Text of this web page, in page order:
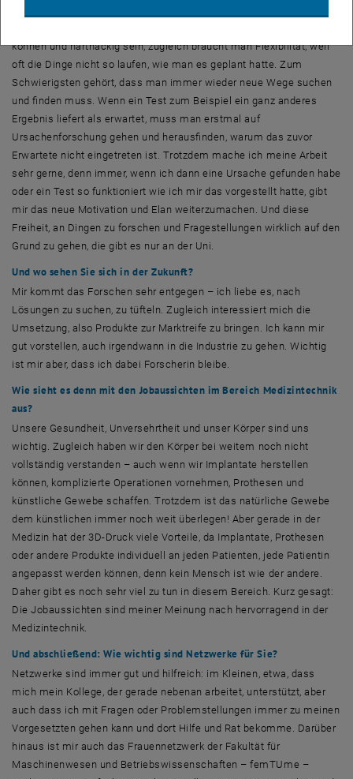
können und hartnäckig sein, zugleich braucht man Flexibilität, weil
oft die Dinge nicht so laufen, wie man es geplant hatte. Zum
Schwierigsten gehört, dass man immer wieder neue Wege suchen
und finden muss. Wenn ein Test zum Beispiel ein ganz anderes
Ergebnis liefert als erwartet, muss man erstmal auf
Ursachenforschung gehen und herausfinden, warum das zuvor
Erwartete nicht eingetreten ist. Trotzdem mache ich meine Arbeit
sehr gerne, denn immer, wenn ich dann eine Ursache gefunden habe
oder ein Test so funktioniert wie ich mir das vorgestellt hatte, gibt
mir das neue Motivation und Elan weiterzumachen. Und diese
Freiheit, an Dingen zu forschen und Fragestellungen wirklich auf den
Grund zu gehen, die gibt es nur an der Uni.
Und wo sehen Sie sich in der Zukunft?
Mir kommt das Forschen sehr entgegen – ich liebe es, nach
Lösungen zu suchen, zu tüfteln. Zugleich interessiert mich die
Umsetzung, also Produkte zur Marktreife zu bringen. Ich kann mir
gut vorstellen, auch irgendwann in die Industrie zu gehen. Wichtig
ist mir aber, dass ich dabei Forscherin bleibe.
Wie sieht es denn mit den Jobaussichten im Bereich Medizintechnik
aus?
Unsere Gesundheit, Unversehrtheit und unser Körper sind uns
wichtig. Zugleich haben wir den Körper bei weitem noch nicht
vollständig verstanden – auch wenn wir Implantate herstellen
können, komplizierte Operationen vornehmen, Prothesen und
künstliche Gewebe schaffen. Trotzdem ist das natürliche Gewebe
dem künstlichen immer noch weit überlegen! Aber gerade in der
Medizin hat der 3D-Druck viele Vorteile, da Implantate, Prothesen
oder andere Produkte individuell an jeden Patienten, jede Patientin
angepasst werden können, denn kein Mensch ist wie der andere.
Daher gibt es noch sehr viel zu tun in diesem Bereich. Kurz gesagt:
Die Jobaussichten sind meiner Meinung nach hervorragend in der
Medizintechnik.
Und abschließend: Wie wichtig sind Netzwerke für Sie?
Netzwerke sind immer gut und hilfreich: im Kleinen, etwa, dass
mich mein Kollege, der gerade nebenan arbeitet, unterstützt, aber
auch dass ich mit Fragen oder Problemstellungen immer zu meinen
Vorgesetzten gehen kann und dort Hilfe und Rat bekomme. Darüber
hinaus ist mir auch das Frauennetzwerk der Fakultät für
Maschinenwesen und Betriebswissenschaften –femTUme –